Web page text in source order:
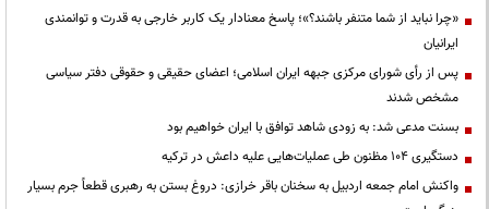
«چرا نباید از شما متنفر باشند؟»؛ پاسخ معنادار یک کاربر خارجی به قدرت و توانمندی
ایرانیان
پس از رأی شورای مرکزی جبهه ایران اسلامی؛ اعضای حقیقی و حقوقی دفتر سیاسی
مشخص شدند
بسنت مدعی شد: به زودی شاهد توافق با ایران خواهیم بود
دستگیری ۱۰۴ مظنون طی عملیات‌هایی علیه داعش در ترکیه
واکنش امام جمعه اردبیل به سخنان باقر خرازی: دروغ بستن به رهبری قطعاً جرم بسیار